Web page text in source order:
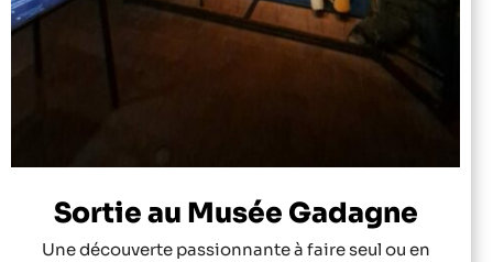
Sortie au Musée Gadagne
Une découverte passionnante à faire seul ou en